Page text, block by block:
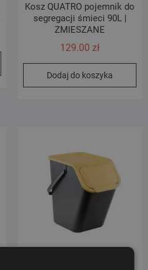
Kosz QUATRO pojemnik do
segregacji śmieci 90L |
ZMIESZANE
129.00zł
Dodaj do koszyka